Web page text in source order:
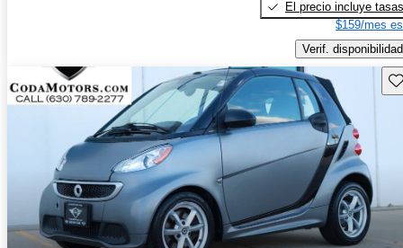
El precio incluye tasas
$159/mes
Verif. disponibilidad